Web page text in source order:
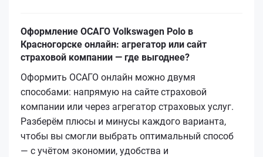
Оформление ОСАГО Volkswagen Polo в
Красногорске онлайн: агрегатор или сайт
страховой компании — где выгоднее?
Оформить ОСАГО онлайн можно двумя
способами: напрямую на сайте страховой
компании или через агрегатор страховых услуг.
Разберём плюсы и минусы каждого варианта,
чтобы вы смогли выбрать оптимальный способ
— с учётом экономии, удобства и